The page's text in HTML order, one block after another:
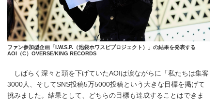
ファン参加型企画「I.W.S.P.（池袋ホワスピプロジェクト）」の結果を発表する
AOI（C）OVERSE/KING RECORDS
しばらく深々と頭を下げていたAOIは涙ながらに「私たちは集客
3000人、そしてSNS投稿5万5000投稿という大きな目標を掲げて
挑みました。結果として、どちらの目標も達成することはできま